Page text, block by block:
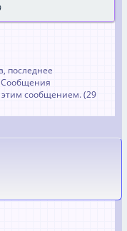
х было такое
по новой норме
это правило уже не
через пять лет
разлетатся
для водостока
последнее
Сообщения
сообщением. (29